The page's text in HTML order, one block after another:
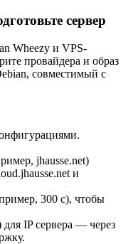
сервер
Wheezy и VPS-
провайдера и образ
совместимый с
jhausse.net)
и
300 с), чтобы
IP сервера — через